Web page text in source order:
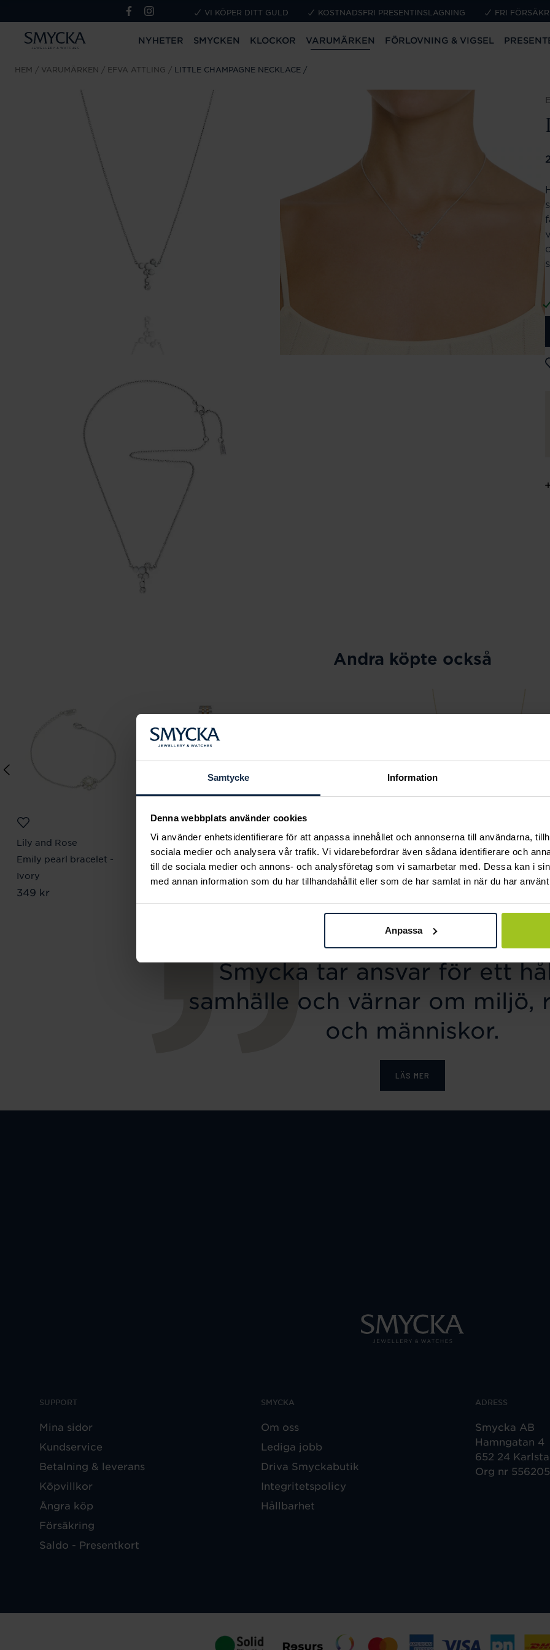
Samtycke Information
Denna webbplats använder cookies
Vi använder enhetsidentifierare för att anpassa innehållet och annonserna till användarna,
sociala medier och analysera vår trafik. Vi vidarebefordrar även sådana identifierare och
till de sociala medier och annons- och analysföretag som vi samarbetar med. Dessa kan i
med annan information som du har tillhandahållit eller som de har samlat in när du har
Anpassa
VI KÖPER DITT GULD KOSTNADSFRI PRESENTINSLAGNING FRI
NYHETER SMYCKEN KLOCKOR VARUMÄRKEN FÖRLOVNING & VIGSEL
HEM VARUMÄRKEN EFVA ATTLING LITTLE CHAMPAGNE NECKLACE
Andra köpte också
Lily and Rose
Emily pearl bracelet -
Ivory
Pris :349 kr
349 kr
Mockberg
Royal Watch 28 mm
Pris 2 399 kr
2 399 kr
Caroline Svedbom
Classic Stud Earrings /
Aquamarine
Mockberg
Ellie Gold Necklace
:799 kr
799 kr
Smycka tar ansvar för ett
samhälle och värnar om miljö,
och människor.
LÄS MER
SUPPORT
Mina sidor
Kundservice
Betalning & leverans
Köpvillkor
Ångra köp
Försäkring
Saldo - Presentkort
SMYCKA
Om oss
Lediga jobb
Driva Smyckabutik
Integritetspolicy
Hållbarhet
ADRESS
Smycka AB
Hamngatan 4
652 24
Org nr